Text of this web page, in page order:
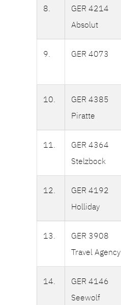
8.
GER 4214
Absolut
9. GER 4073
10.
GER 4385
Piratte
11.
GER 4364
Stelzbock
12.
GER 4192
Holliday
13.
GER 3908
Travel Agency
14.
GER 4146
Seewolf